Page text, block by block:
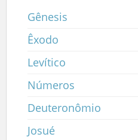
Gênesis
Êxodo
Levítico
Números
Deuteronômio
Josué